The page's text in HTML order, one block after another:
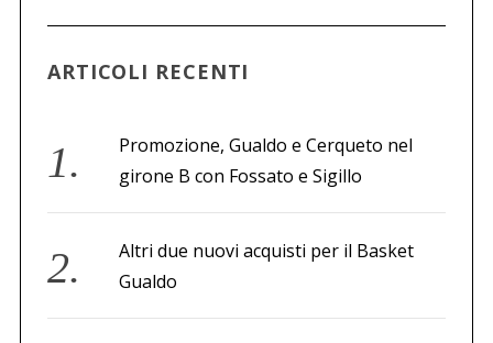
ARTICOLI RECENTI
Promozione, Gualdo e Cerqueto nel
girone B con Fossato e Sigillo
Altri due nuovi acquisti per il Basket
Gualdo
e